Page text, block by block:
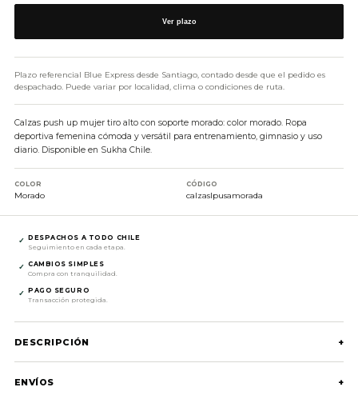
Ver plazo
Plazo referencial Blue Express desde Santiago, contado desde que el pedido es
despachado. Puede variar por localidad, clima o condiciones de ruta.
Calzas push up mujer tiro alto con soporte morado: color morado. Ropa
deportiva femenina cómoda y versátil para entrenamiento, gimnasio y uso
diario. Disponible en Sukha Chile.
COLOR
Morado
CÓDIGO
calzaslpusamorada
✓ DESPACHOS A TODO CHILE
Seguimiento en cada etapa.
✓ CAMBIOS SIMPLES
Compra con tranquilidad.
✓ PAGO SEGURO
Transacción protegida.
DESCRIPCIÓN +
ENVÍOS +